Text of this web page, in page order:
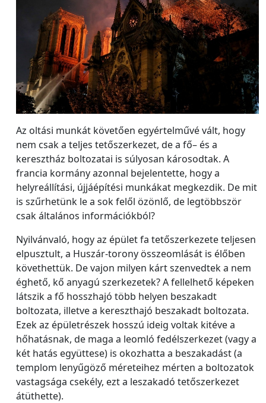
Az oltási munkát követően egyértelművé vált, hogy
nem csak a teljes tetőszerkezet, de a fő– és a
keresztház boltozatai is súlyosan károsodtak. A
francia kormány azonnal bejelentette, hogy a
helyreállítási, újjáépítési munkákat megkezdik. De mit
is szűrhetünk le a sok felől özönlő, de legtöbbször
csak általános információkból?
Nyilvánvaló, hogy az épület fa tetőszerkezete teljesen
elpusztult, a Huszár-torony összeomlását is élőben
követhettük. De vajon milyen kárt szenvedtek a nem
éghető, kő anyagú szerkezetek? A fellelhető képeken
látszik a fő hosszhajó több helyen beszakadt
boltozata, illetve a kereszthajó beszakadt boltozata.
Ezek az épületrészek hosszú ideig voltak kitéve a
hőhatásnak, de maga a leomló fedélszerkezet (vagy a
két hatás együttese) is okozhatta a beszakadást (a
templom lenyűgöző méreteihez mérten a boltozatok
vastagsága csekély, ezt a leszakadó tetőszerkezet
átüthette).